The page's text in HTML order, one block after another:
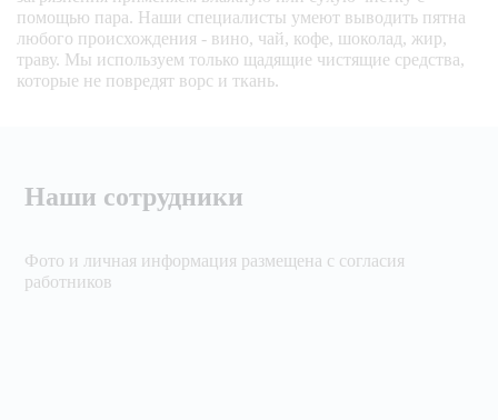
помощью пара. Наши специалисты умеют выводить пятна
любого происхождения - вино, чай, кофе, шоколад, жир,
траву. Мы используем только щадящие чистящие средства,
которые не повредят ворс и ткань.
Наши сотрудники
Фото и личная информация размещена с согласия
работников